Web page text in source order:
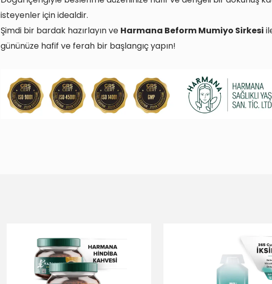
isteyenler için idealdir.
Şimdi bir bardak hazırlayın ve Harmana Beform Mumiyo Sirkesi
gününüze hafif ve ferah bir başlangıç yapın!